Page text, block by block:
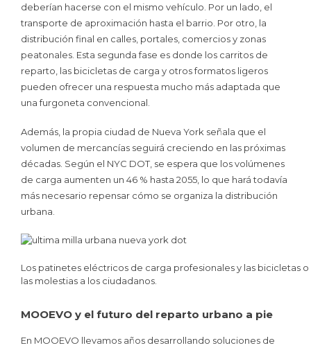
deberían hacerse con el mismo vehículo. Por un lado, el
transporte de aproximación hasta el barrio. Por otro, la
distribución final en calles, portales, comercios y zonas
peatonales. Esta segunda fase es donde los carritos de
reparto, las bicicletas de carga y otros formatos ligeros
pueden ofrecer una respuesta mucho más adaptada que
una furgoneta convencional.
Además, la propia ciudad de Nueva York señala que el
volumen de mercancías seguirá creciendo en las próximas
décadas. Según el NYC DOT, se espera que los volúmenes
de carga aumenten un 46 % hasta 2055, lo que hará todavía
más necesario repensar cómo se organiza la distribución
urbana.
Los patinetes eléctricos de carga profesionales y las bicicletas
las molestias a los ciudadanos.
MOOEVO y el futuro del reparto urbano a pie
En MOOEVO llevamos años desarrollando soluciones de